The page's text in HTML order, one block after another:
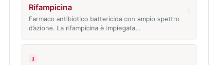
Rifampicina
Farmaco antibiotico battericida con ampio spettro
d’azione. La rifampicina è impiegata…
I